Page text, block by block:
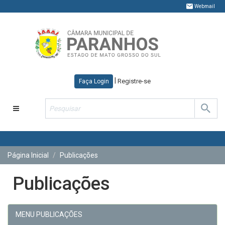
Webmail
Faça Login Registre-se
Toggle
navigation
Página Inicial Publicações
Publicações
MENU PUBLICAÇÕES